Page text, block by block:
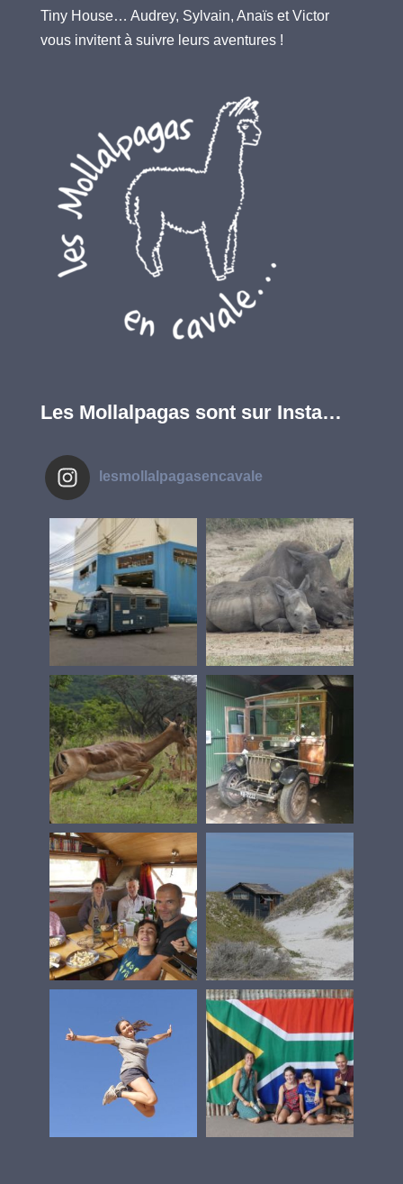
Tiny House… Audrey, Sylvain, Anaïs et Victor
vous invitent à suivre leurs aventures !
Les Mollalpagas sont sur Insta…
lesmollalpagasencavale